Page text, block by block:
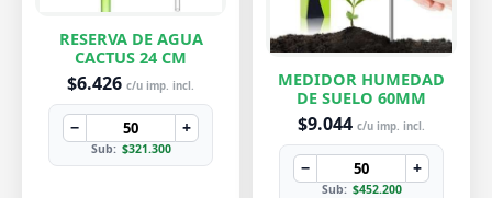
RESERVA DE AGUA
CACTUS 24 CM
$6.426 c/u imp. incl.
− +
Sub: $321.300
MEDIDOR HUMEDAD
DE SUELO 60MM
$9.044 c/u imp. incl.
− +
Sub: $452.200